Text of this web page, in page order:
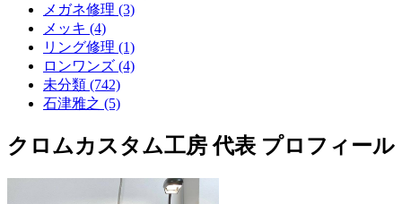
メガネ修理 (3)
メッキ (4)
リング修理 (1)
ロンワンズ (4)
未分類 (742)
石津雅之 (5)
クロムカスタム工房 代表 プロフィール